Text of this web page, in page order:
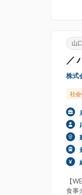
山
／
株式
社
【
食事